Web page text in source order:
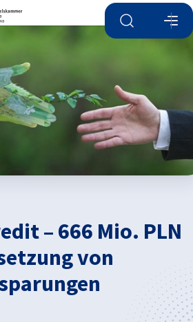
Suche öffnen
– 666 Mio. PLN
von